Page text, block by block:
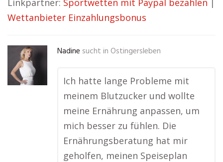
Linkpartner: Sportwetten mit Paypal bezahlen |
Wettanbieter Einzahlungsbonus
Nadine sucht in Ostingersleben
Ich hatte lange Probleme mit
meinem Blutzucker und wollte
meine Ernährung anpassen, um
mich besser zu fühlen. Die
Ernährungsberatung hat mir
geholfen, meinen Speiseplan